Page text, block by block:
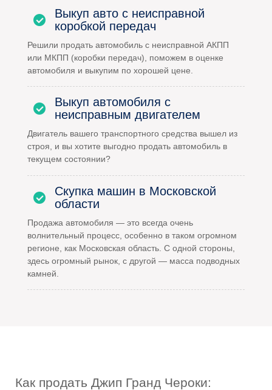
Выкуп авто с неисправной
коробкой передач
Решили продать автомобиль с неисправной АКПП
или МКПП (коробки передач), поможем в оценке
автомобиля и выкупим по хорошей цене.
Выкуп автомобиля с
неисправным двигателем
Двигатель вашего транспортного средства вышел из
строя, и вы хотите выгодно продать автомобиль в
текущем состоянии?
Скупка машин в Московской
области
Продажа автомобиля — это всегда очень
волнительный процесс, особенно в таком огромном
регионе, как Московская область. С одной стороны,
здесь огромный рынок, с другой — масса подводных
камней.
Как продать Джип Гранд Чероки: